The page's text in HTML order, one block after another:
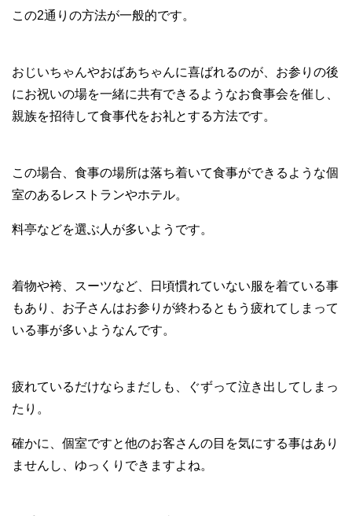
この2通りの方法が一般的です。
おじいちゃんやおばあちゃんに喜ばれるのが、お参りの後
にお祝いの場を一緒に共有できるようなお食事会を催し、
親族を招待して食事代をお礼とする方法です。
この場合、食事の場所は落ち着いて食事ができるような個
室のあるレストランやホテル。
料亭などを選ぶ人が多いようです。
着物や袴、スーツなど、日頃慣れていない服を着ている事
もあり、お子さんはお参りが終わるともう疲れてしまって
いる事が多いようなんです。
疲れているだけならまだしも、ぐずって泣き出してしまっ
たり。
確かに、個室ですと他のお客さんの目を気にする事はあり
ませんし、ゆっくりできますよね。